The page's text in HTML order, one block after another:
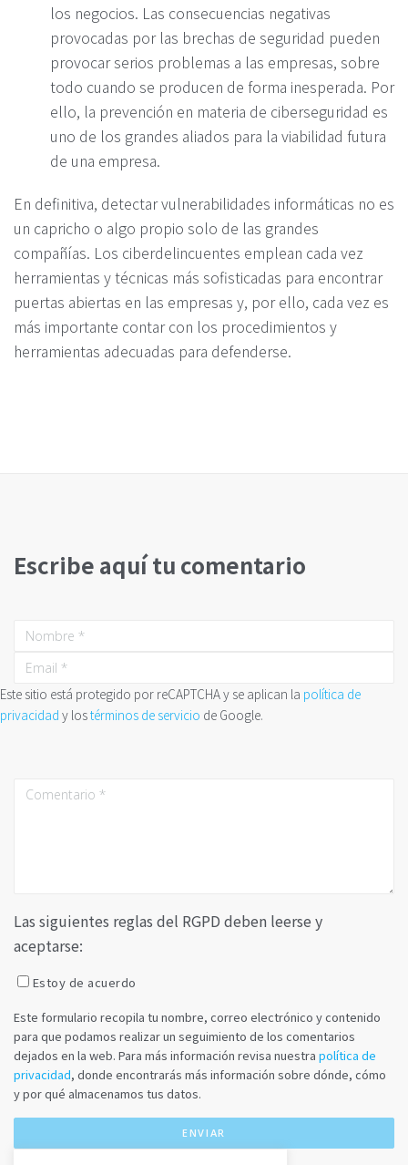
los negocios. Las consecuencias negativas
provocadas por las brechas de seguridad pueden
provocar serios problemas a las empresas, sobre
todo cuando se producen de forma inesperada. Por
ello, la prevención en materia de ciberseguridad es
uno de los grandes aliados para la viabilidad futura
de una empresa.
En definitiva, detectar vulnerabilidades informáticas no es
un capricho o algo propio solo de las grandes
compañías. Los ciberdelincuentes emplean cada vez
herramientas y técnicas más sofisticadas para encontrar
puertas abiertas en las empresas y, por ello, cada vez es
más importante contar con los procedimientos y
herramientas adecuadas para defenderse.
Escribe aquí tu comentario
Este sitio está protegido por reCAPTCHA y se aplican la política de
privacidad y lostérminos de servicio de Google.
Las siguientes reglas del RGPD deben leerse y
aceptarse:
Estoy de acuerdo
Este formulario recopila tu nombre, correo electrónico y contenido
para que podamos realizar un seguimiento de los comentarios
dejados en la web. Para más información revisa nuestra política de
privacidad, donde encontrarás más información sobre dónde, cómo
y por qué almacenamos tus datos.